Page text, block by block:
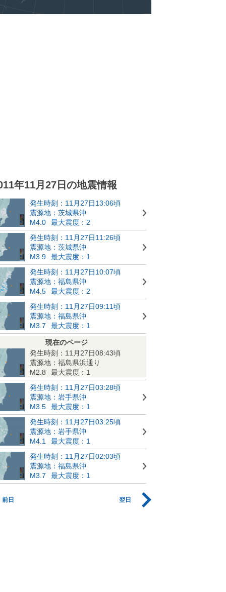
年11月27日の地震情報
発生時刻：11月27日13:06頃
震源地：茨城県沖
M4.0
最大震度：2
発生時刻：11月27日11:26頃
震源地：茨城県沖
M3.9
最大震度：1
発生時刻：11月27日10:07頃
震源地：福島県沖
M4.5
最大震度：2
発生時刻：11月27日09:11頃
震源地：福島県沖
M3.7
最大震度：1
現在のページ
発生時刻：11月27日08:43頃
震源地：福島県浜通り
M2.8
最大震度：1
発生時刻：11月27日03:28頃
震源地：岩手県沖
M3.5
最大震度：1
発生時刻：11月27日03:25頃
震源地：岩手県沖
M4.1
最大震度：1
発生時刻：11月27日02:03頃
震源地：福島県沖
M3.7
最大震度：1
前日 翌日